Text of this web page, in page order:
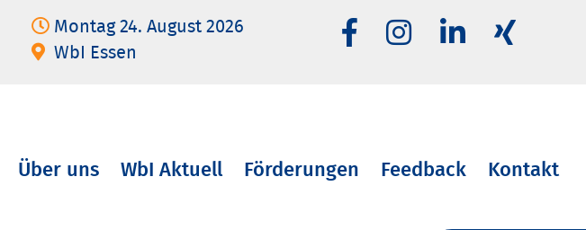
Montag 24. August 2026
WbI Essen
Über uns WbI Aktuell Förderungen Feedback Kontakt